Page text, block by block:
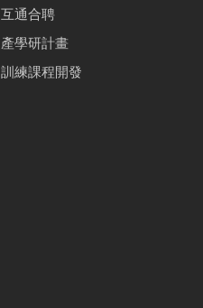
互通合聘
產學研計畫
訓練課程開發